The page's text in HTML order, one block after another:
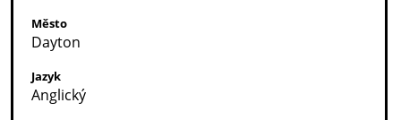
Město
Dayton
Jazyk
Anglický